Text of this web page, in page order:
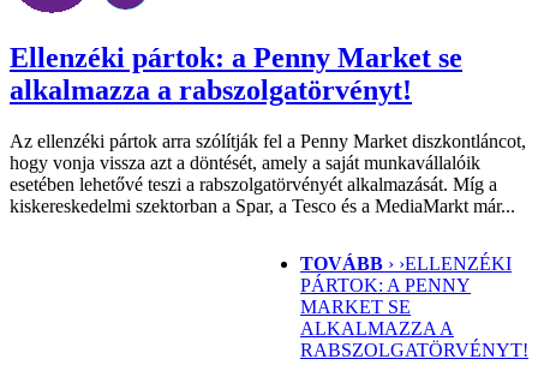
Ellenzéki pártok: a Penny Market se
alkalmazza a rabszolgatörvényt!
Az ellenzéki pártok arra szólítják fel a Penny Market diszkontláncot,
hogy vonja vissza azt a döntését, amely a saját munkavállalóik
esetében lehetővé teszi a rabszolgatörvényét alkalmazását. Míg a
kiskereskedelmi szektorban a Spar, a Tesco és a MediaMarkt már...
TOVÁBB › ›ELLENZÉKI
PÁRTOK: A PENNY
MARKET SE
ALKALMAZZA A
RABSZOLGATÖRVÉNYT!